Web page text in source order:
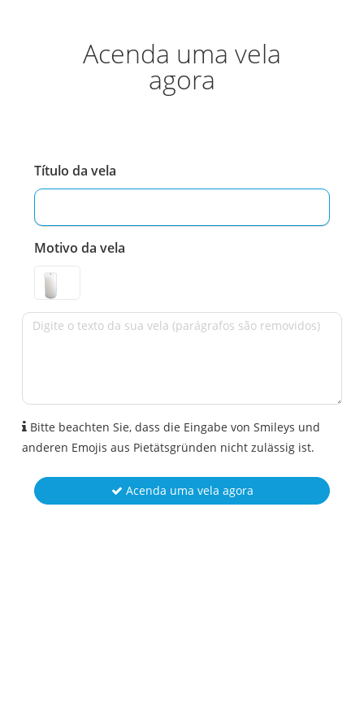
Acenda uma vela
agora
Título da vela
Motivo da vela
Bitte beachten Sie, dass die Eingabe von Smileys und
anderen Emojis aus Pietätsgründen nicht zulässig ist.
Acenda uma vela agora